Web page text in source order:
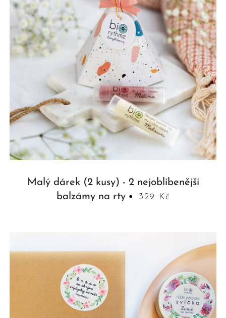
Malý dárek (2 kusy) - 2 nejoblíbenější
balzámy na rty
329 Kč